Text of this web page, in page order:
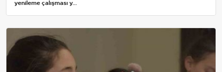
yenileme çalışması y...